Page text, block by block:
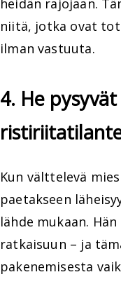
heidän rajojaan.
niitä, jotka ovat
ilman vastuuta.
4. He
Kun välttelevä
paetakseen
lähde mukaan.
ratkaisuun – ja
pakenemisesta